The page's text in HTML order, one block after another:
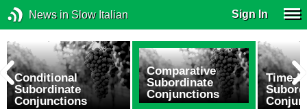
News in Slow Italian Sign In
Conditional
Subordinate
Conjunctions
Comparative
Subordinate
Conjunctions
Time-